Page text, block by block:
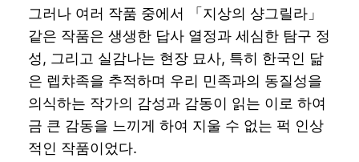
그러나 여러 작품 중에서 「지상의 샹그릴라」
같은 작품은 생생한 답사 열정과 세심한 탐구 정
성, 그리고 실감나는 현장 묘사, 특히 한국인 닮
은 렙챠족을 추적하며 우리 민족과의 동질성을
의식하는 작가의 감성과 감동이 읽는 이로 하여
금 큰 감동을 느끼게 하여 지울 수 없는 퍽 인상
적인 작품이었다.